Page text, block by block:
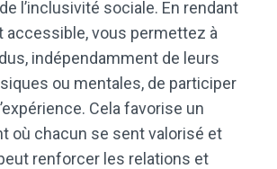
l’inclusivité sociale. En rendant
accessible, vous permettez à
indépendamment de leurs
ou mentales, de participer
Cela favorise un
où chacun se sent valorisé et
renforcer les relations et